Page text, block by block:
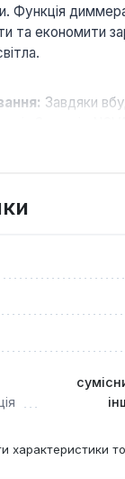
Функція
та економити
Завдяки
або
4 CONNECT
в широкому
характеристики